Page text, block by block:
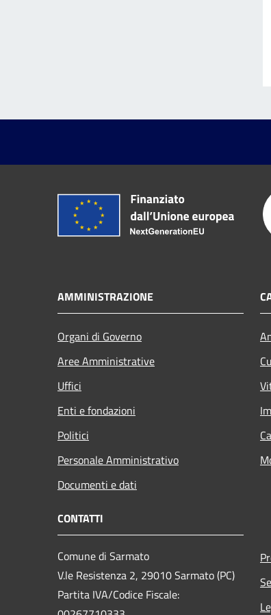
AMMINISTRAZIONE
Organi di Governo
Aree Amministrative
Uffici
Enti e fondazioni
Politici
Personale Amministrativo
Documenti e dati
CONTATTI
Comune di Sarmato
V.le Resistenza 2, 29010 Sarmato (PC)
Partita IVA/Codice Fiscale: